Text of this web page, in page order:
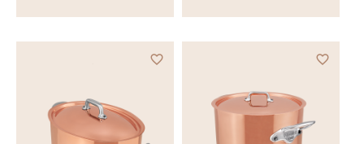
16cm
20cm
favorite_border favorite_border